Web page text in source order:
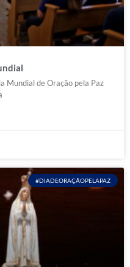
Mundial de Oração pela Paz
#DIADEORAÇÃOPELAPAZ